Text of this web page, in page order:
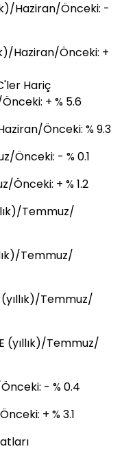
Haziran/Önceki: -
Haziran/Önceki: +
Hariç
+ % 5.6
Önceki: % 9.3
Önceki: - % 0.1
Önceki: + % 1.2
Temmuz/
Temmuz/
Temmuz/
(yıllık)/Temmuz/
- % 0.4
+ % 3.1